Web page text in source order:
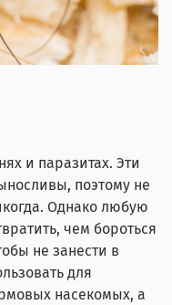
и паразитах. Эти
поэтому не
Однако любую
чем бороться
не занести в
для
насекомых, а